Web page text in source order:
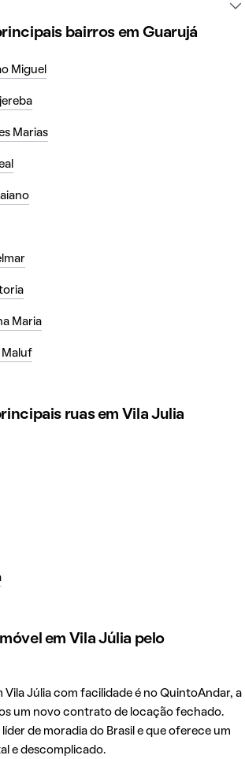
bairros em Guarujá
Miguel
Marias
Maria
Maluf
ruas em Vila Julia
em Vila Júlia pelo
Vila Júlia com facilidade é no QuintoAndar, a
um novo contrato de locação fechado.
de moradia do Brasil e que oferece um
e descomplicado.